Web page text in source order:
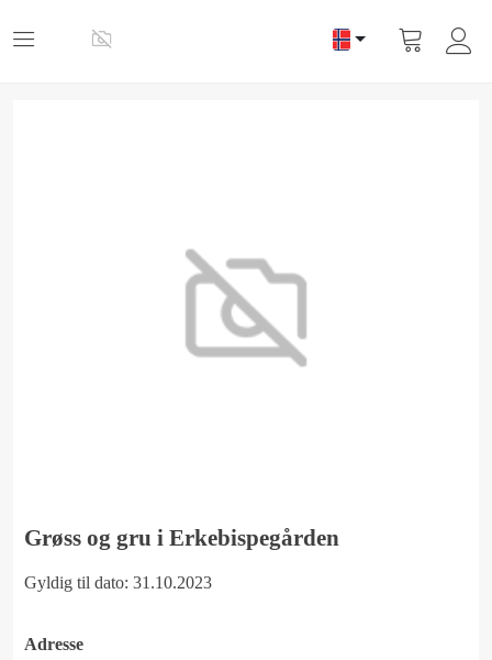
Grøss og gru i Erkebispegården
Gyldig til dato: 31.10.2023
Adresse